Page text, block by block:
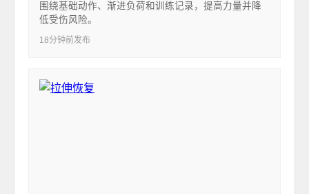
围绕基础动作、渐进负荷和训练记录，提高力量并降
低受伤风险。
18分钟前发布